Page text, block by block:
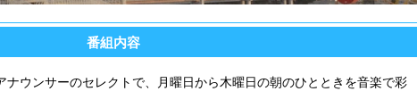
番組内容
ナウンサーのセレクトで、月曜日から木曜日の朝のひとときを音楽で彩